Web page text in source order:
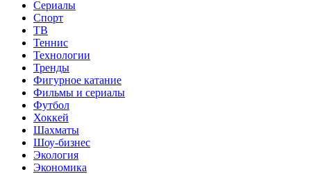
Сериалы
Спорт
ТВ
Теннис
Технологии
Тренды
Фигурное катание
Фильмы и сериалы
Футбол
Хоккей
Шахматы
Шоу-бизнес
Экология
Экономика